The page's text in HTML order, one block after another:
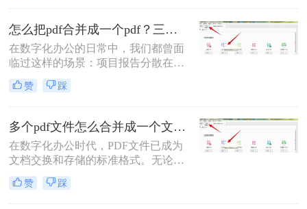
作和学习中，我们常常需要将多个
PDF文件合并成一个，以方便管理、
分享或打印。那么怎么把多个pdf文件
合并成一个呢？本文将全面解析多种
PDF合并方法，帮助您根据具体需求
选择最合适的解决方案。
怎么把pdf合并成一个pdf？三招教你高效整合关键信息！
在数字化办公的日常中，我们都曾面
临过这样的场景：项目报告分散在多
个PDF里，学术论文章节各自独立，
或是一堆扫描合同需要整合。PDF合
响着我们的信息处理效率与专业形
象。那么怎么把pdf合并成一个pdf
呢？今天，作为一名深耕办公软件领
域多年的测评博主，我将为你揭秘三
种最高效的PDF合并方案，帮你彻底
摆脱文档管理的困扰。
赞 踩
多个pdf文件怎么合并成一个文件？从新手到高手的完整指南！
在数字化办公时代，PDF文件已成为
文档交换和存储的标准格式。无论是
学术研究、工作报告还是法律文件，
我们经常需要将多个PDF文件整合为
赞 踩